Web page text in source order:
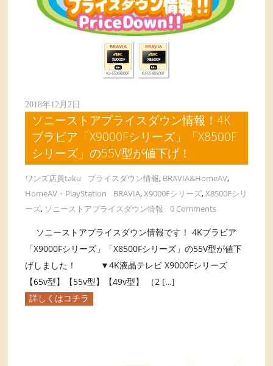
2018年12月2日
ソニーストアプライスダウン情報！4K
ブラビア「X9000Fシリーズ」「X8500F
シリーズ」の55V型が値下げ！
ワンズ店員taku プライスダウン情報, BRAVIA&HomeAV,
HomeAV・PlayStation
BRAVIA,X9000Fシリーズ,X8500Fシリ
ーズ, ソニーストアプライスダウン情報 0 Comments
ソニーストアプライスダウン情報です！ 4Kブラビア
「X9000Fシリーズ」「X8500Fシリーズ」の55V型が値下
げしました！ ▼4K液晶テレビ X9000Fシリーズ
【65v型】【55v型】【49v型】 （2 […]
詳しくはコチラ